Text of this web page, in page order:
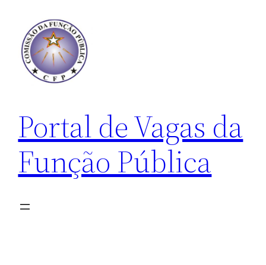
conteúdo
Portal de Vagas da
Função Pública